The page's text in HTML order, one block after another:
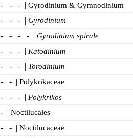
- - - | Gyrodinium & Gymnodinium
- - - | Gyrodinium
- - - - | Gyrodinium spirale
- - - | Katodinium
- - - | Torodinium
- - | Polykrikaceae
- - - | Polykrikos
- | Noctilucales
- - | Noctilucaceae